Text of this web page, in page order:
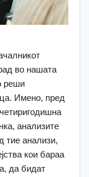
во нашата
реши
Имено, пред
анализите
тие анализи,
кои бараа
да бидат